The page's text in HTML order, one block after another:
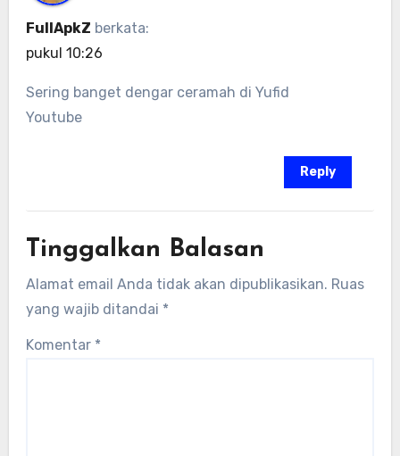
FullApkZ berkata:
pukul 10:26
Sering banget dengar ceramah di Yufid
Youtube
Reply
Tinggalkan Balasan
Alamat email Anda tidak akan dipublikasikan. Ruas
yang wajib ditandai *
Komentar *